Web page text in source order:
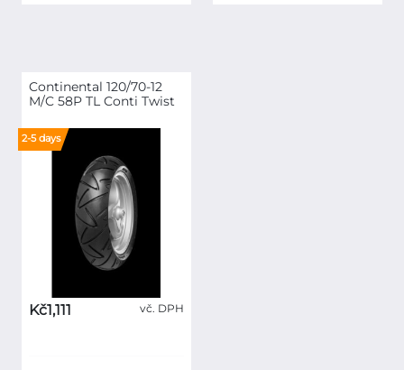
Continental 120/70-12
M/C 58P TL Conti Twist
2-5 days
Kč1,111 vč. DPH